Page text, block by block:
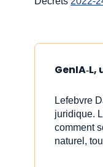
Lefebvre
juridique.
comment
naturel,